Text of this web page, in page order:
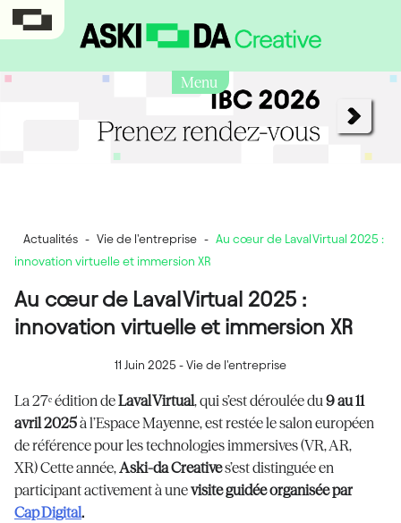
Menu
Actualités - Vie de l'entreprise - Au cœur de Laval Virtual 2025 :
innovation virtuelle et immersion XR
Au cœur de Laval Virtual 2025 :
innovation virtuelle et immersion XR
11 Juin 2025 - Vie de l'entreprise
La 27ᵉ édition deLaval Virtual, qui s’est déroulée du9 au 11
avril 2025à l’Espace Mayenne, est restée le salon européen
de référence pour les technologies immersives (VR, AR,
XR)Cette année,Aski-da Creatives’est distinguée en
participant activement à unevisite guidée organisée par
Cap Digital.